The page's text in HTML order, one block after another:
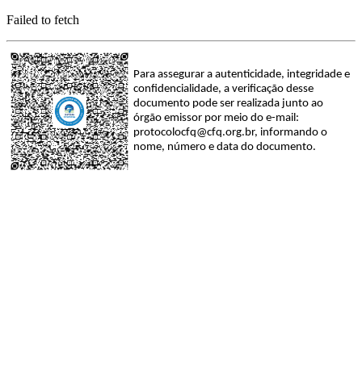
Failed to fetch
Para assegurar a autenticidade, integridade e
confidencialidade, a verificação desse
documento pode ser realizada junto ao
órgão emissor por meio do e-mail:
protocolocfq@cfq.org.br, informando o
nome, número e data do documento.